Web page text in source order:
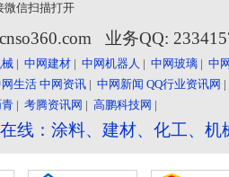
微信扫描打开
业务QQ:
| 中网建材 | 中网机器人 | 中网玻璃 | 中
生活 中网资讯 | 中网新闻 QQ行业资讯网
| 考腾资讯网 | 高鹏科技网 |
线：涂料、建材、化工、